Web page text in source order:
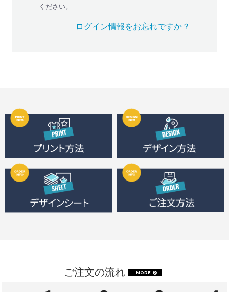
ください。
ログイン情報をお忘れですか？
ご注文の流れ MORE